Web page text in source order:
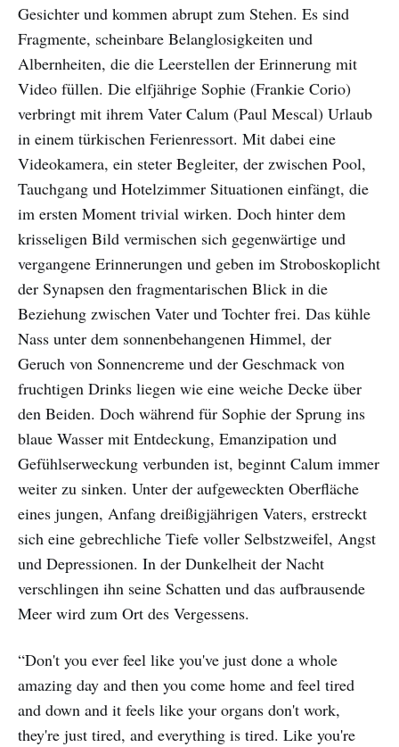
Gesichter und kommen abrupt zum Stehen. Es sind
Fragmente, scheinbare Belanglosigkeiten und
Albernheiten, die die Leerstellen der Erinnerung mit
Video füllen. Die elfjährige Sophie (Frankie Corio)
verbringt mit ihrem Vater Calum (Paul Mescal) Urlaub
in einem türkischen Ferienressort. Mit dabei eine
Videokamera, ein steter Begleiter, der zwischen Pool,
Tauchgang und Hotelzimmer Situationen einfängt, die
im ersten Moment trivial wirken. Doch hinter dem
krisseligen Bild vermischen sich gegenwärtige und
vergangene Erinnerungen und geben im Stroboskoplicht
der Synapsen den fragmentarischen Blick in die
Beziehung zwischen Vater und Tochter frei. Das kühle
Nass unter dem sonnenbehangenen Himmel, der
Geruch von Sonnencreme und der Geschmack von
fruchtigen Drinks liegen wie eine weiche Decke über
den Beiden. Doch während für Sophie der Sprung ins
blaue Wasser mit Entdeckung, Emanzipation und
Gefühlserweckung verbunden ist, beginnt Calum immer
weiter zu sinken. Unter der aufgeweckten Oberfläche
eines jungen, Anfang dreißigjährigen Vaters, erstreckt
sich eine gebrechliche Tiefe voller Selbstzweifel, Angst
und Depressionen. In der Dunkelheit der Nacht
verschlingen ihn seine Schatten und das aufbrausende
Meer wird zum Ort des Vergessens.
“Don't you ever feel like you've just done a whole
amazing day and then you come home and feel tired
and down and it feels like your organs don't work,
they're just tired, and everything is tired. Like you're